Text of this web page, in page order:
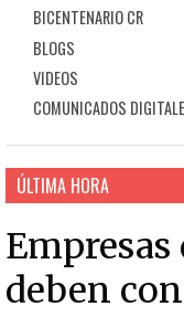
BICENTENARIO CR
BLOGS
VIDEOS
COMUNICADOS
ÚLTIMA HORA
deben